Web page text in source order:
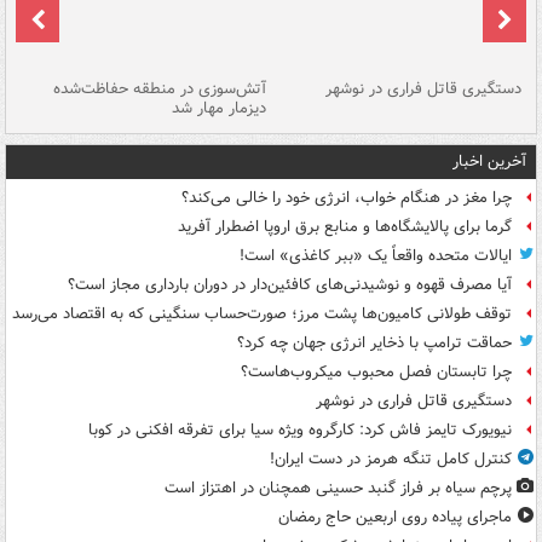
دستگیری قاتل فراری در نوشهر آتش‌سوزی در منطقه حفاظت‌شده
دیزمار مهار شد
آخرین اخبار
چرا مغز در هنگام خواب، انرژی خود را خالی می‌کند؟
گرما برای پالایشگاه‌ها و منابع برق اروپا اضطرار آفرید
ایالات متحده واقعاً یک «ببر کاغذی» است!
آیا مصرف قهوه و نوشیدنی‌های کافئین‌دار در دوران بارداری مجاز است؟
توقف طولانی کامیون‌ها پشت مرز؛ صورت‌حساب سنگینی که به اقتصاد می‌رسد
حماقت ترامپ با ذخایر انرژی جهان چه کرد؟
چرا تابستان فصل محبوب میکروب‌هاست؟
دستگیری قاتل فراری در نوشهر
نیویورک تایمز فاش کرد: کارگروه ویژه سیا برای تفرقه افکنی در کوبا
کنترل کامل تنگه هرمز در دست ایران!
پرچم سیاه بر فراز گنبد حسینی همچنان در اهتزاز است
ماجرای پیاده روی اربعین حاج رمضان